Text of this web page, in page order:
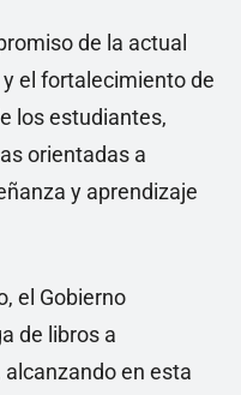
de la actual
el fortalecimiento de
los estudiantes,
orientadas a
y aprendizaje
el Gobierno
de libros a
en esta